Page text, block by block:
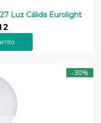
Luz Cálida Eurolight
-30%